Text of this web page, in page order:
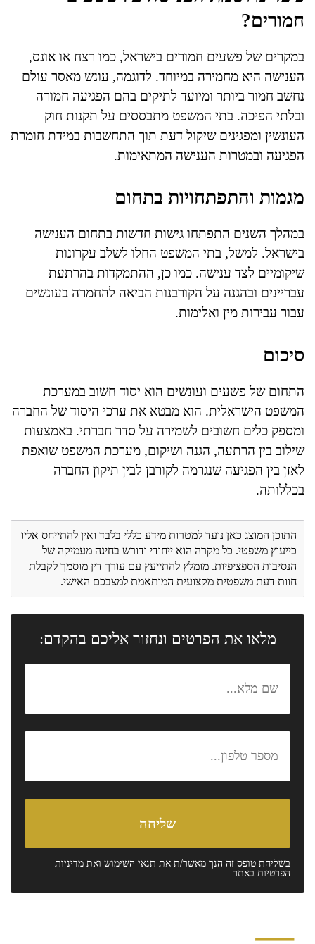
חמורים?
במקרים של פשעים חמורים בישראל, כמו רצח או אונס,
הענישה היא מחמירה במיוחד. לדוגמה, עונש מאסר עולם
נחשב חמור ביותר ומיועד לתיקים בהם הפגיעה חמורה
ובלתי הפיכה. בתי המשפט מתבססים על תקנות חוק
העונשין ומפגינים שיקול דעת תוך התחשבות במידת חומרת
הפגיעה ובמטרות הענישה המתאימות.
מגמות והתפתחויות בתחום
במהלך השנים התפתחו גישות חדשות בתחום הענישה
בישראל. למשל, בתי המשפט החלו לשלב עקרונות
שיקומיים לצד ענישה. כמו כן, ההתמקדות בהרתעת
עבריינים ובהגנה על הקורבנות הביאה להחמרה בעונשים
עבור עבירות מין ואלימות.
סיכום
התחום של פשעים ועונשים הוא יסוד חשוב במערכת
המשפט הישראלית. הוא מבטא את ערכי היסוד של החברה
ומספק כלים חשובים לשמירה על סדר חברתי. באמצעות
שילוב בין הרתעה, הגנה ושיקום, מערכת המשפט שואפת
לאזן בין הפגיעה שנגרמה לקורבן לבין תיקון החברה
בכללותה.
התוכן המוצג כאן נועד למטרות מידע כללי בלבד ואין להתייחס אליו
כייעוץ משפטי. כל מקרה הוא ייחודי ודורש בחינה מעמיקה של
הנסיבות הספציפיות. מומלץ להתייעץ עם עורך דין מוסמך לקבלת
חוות דעת משפטית מקצועית המותאמת למצבכם האישי.
מלאו את הפרטים ונחזור אליכם בהקדם:
בשליחת טופס זה הנך מאשר/ת את תנאי השימוש ואת מדיניות
הפרטיות באתר.